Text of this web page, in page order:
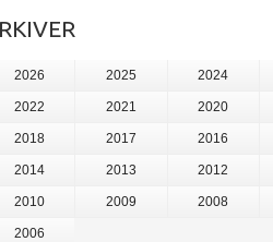
2026 2025 2024
2022 2021 2020
2018 2017 2016
2014 2013 2012
2010 2009 2008
2006